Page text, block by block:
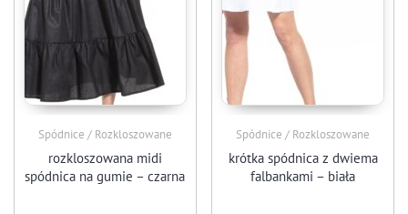
Spódnice / Rozkloszowane
rozkloszowana midi
spódnica na gumie – czarna
Spódnice / Rozkloszowane
krótka spódnica z dwiema
falbankami – biała